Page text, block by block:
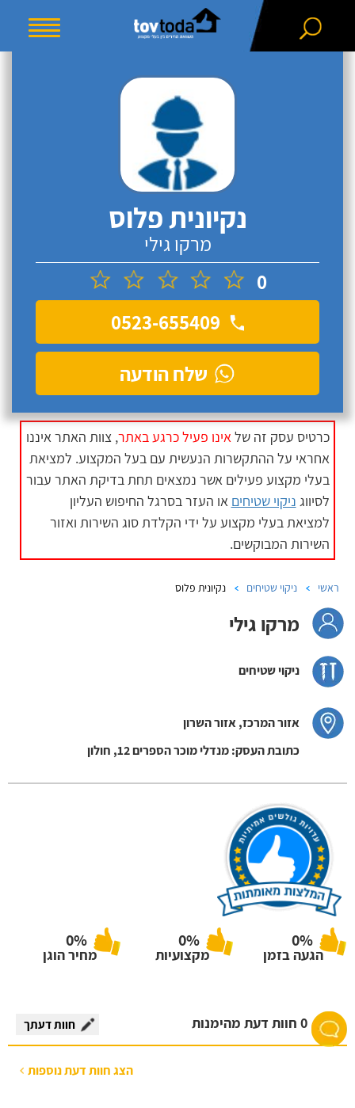
כרטיס עסק זה שלאינו פעיל כרגע באתר, צוות האתר איננו
אחראי על ההתקשרות הנעשית עם בעל המקצוע. למציאת
בעלי מקצוע פעילים אשר נמצאים תחת בדיקת האתר עבור
לסיווג ניקוי שטיחים או העזר בסרגל החיפוש העליון
למציאת בעלי מקצוע על ידי הקלדת סוג השירות ואזור
השירות המבוקשים.
ראשי ניקוי שטיחים נקיונית פלוס
מרקו גילי
ניקוי שטיחים
אזור המרכז, אזור השרון
כתובת העסק: מנדלי מוכר הספרים 12, חולון
0%
הגעה בזמן
0%
מקצועיות
0%
מחיר הוגן
0 חוות דעת מהימנות חוות דעתך
הצג חוות דעת נוספות
נקיונית פלוס
מרקו גילי
0
0523-655409
שלח הודעה